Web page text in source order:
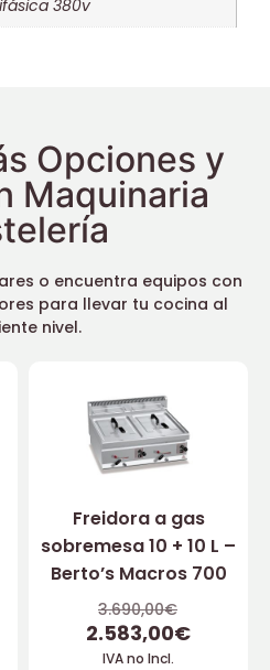
380v
Opciones y
Maquinaria
o encuentra equipos con
para llevar tu cocina al
nivel.
Freidora a gas
sobremesa 10 + 10 L –
Berto’s Macros 700
3.690,00€
2.583,00€
IVA no Incl.